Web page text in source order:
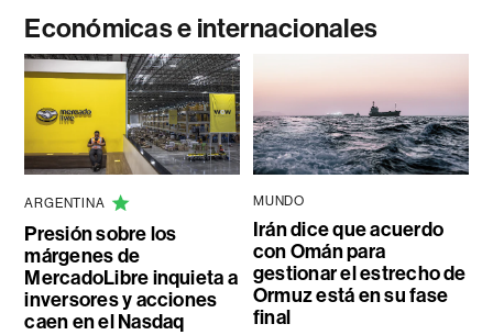
Económicas e internacionales
ARGENTINA
Presión sobre los
márgenes de
MercadoLibre inquieta a
inversores y acciones
caen en el Nasdaq
MUNDO
Irán dice que acuerdo
con Omán para
gestionar el estrecho de
Ormuz está en su fase
final